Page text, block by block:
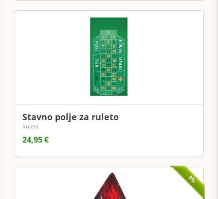
Stavno polje za ruleto
Ruleta
24,95 €
- 9%